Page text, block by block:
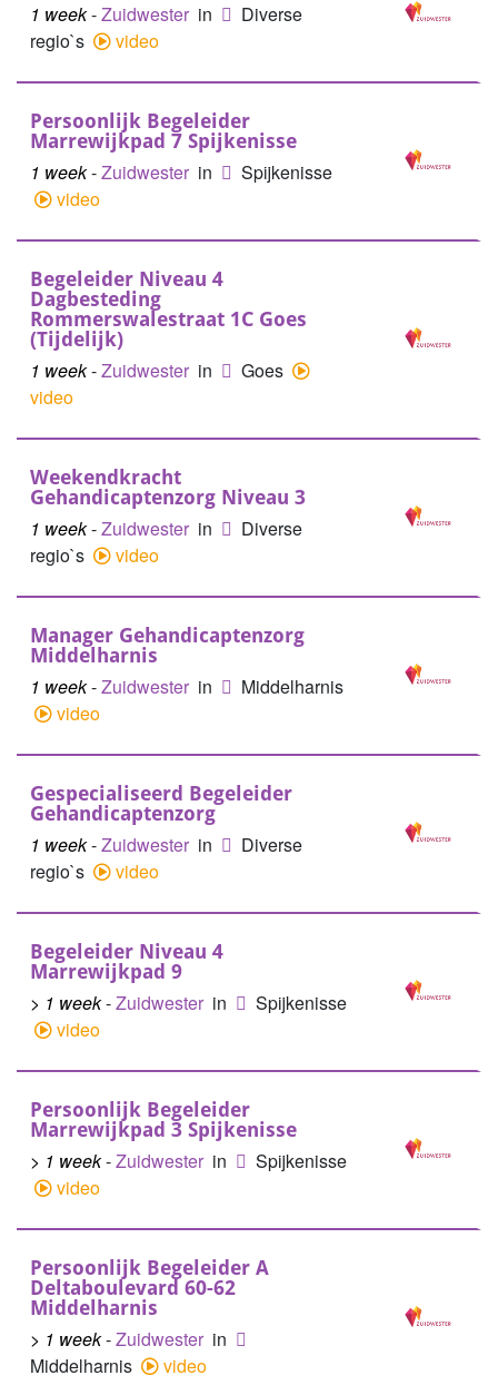
1 week-Zuidwester in
Diverse
regio`s
video
Persoonlijk Begeleider
Marrewijkpad 7 Spijkenisse
1 week-Zuidwester in
Spijkenisse
video
Begeleider Niveau 4
Dagbesteding
Rommerswalestraat 1C Goes
(Tijdelijk)
1 week-Zuidwester in
Goes
video
Weekendkracht
Gehandicaptenzorg Niveau 3
1 week-Zuidwester in
Diverse
regio`s
video
Manager Gehandicaptenzorg
Middelharnis
1 week-Zuidwester in
Middelharnis
video
Gespecialiseerd Begeleider
Gehandicaptenzorg
1 week-Zuidwester in
Diverse
regio`s
video
Begeleider Niveau 4
Marrewijkpad 9
> 1 week-Zuidwester in
Spijkenisse
video
Persoonlijk Begeleider
Marrewijkpad 3 Spijkenisse
> 1 week-Zuidwester in
Spijkenisse
video
Persoonlijk Begeleider A
Deltaboulevard 60-62
Middelharnis
> 1 week-Zuidwester in
Middelharnis
video